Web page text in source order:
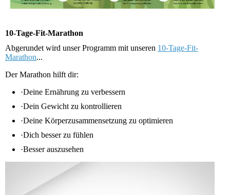
10-Tage-Fit-Marathon
Abgerundet wird unser Programm mit unseren 10-Tage-Fit-
Marathon...
Der Marathon hilft dir:
·Deine Ernährung zu verbessern
·Dein Gewicht zu kontrollieren
·Deine Körperzusammensetzung zu optimieren
·Dich besser zu fühlen
·Besserauszusehen